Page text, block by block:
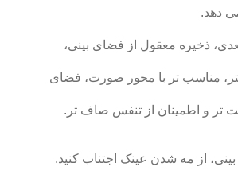
دهد.
ذخیره معقول از فضای بینی،
مناسب تر با محور صورت، فضای
تر و اطمینان از تنفس صاف تر.
از مه شدن عینک اجتناب کنید.